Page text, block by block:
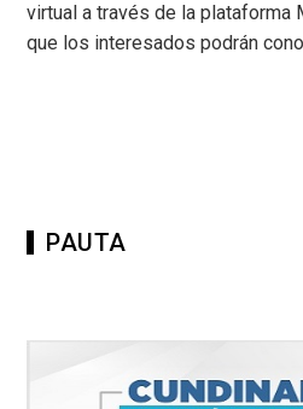
virtual a través de la plataforma
que los interesados podrán
PAUTA